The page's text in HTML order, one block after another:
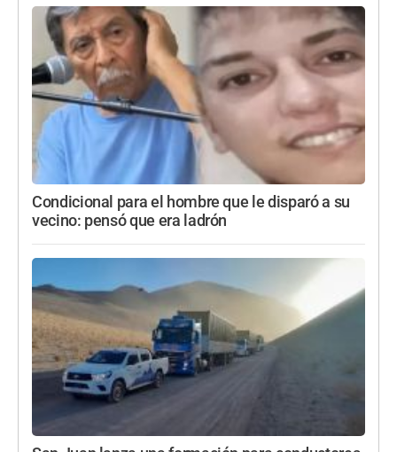
Condicional para el hombre que le disparó a su
vecino: pensó que era ladrón